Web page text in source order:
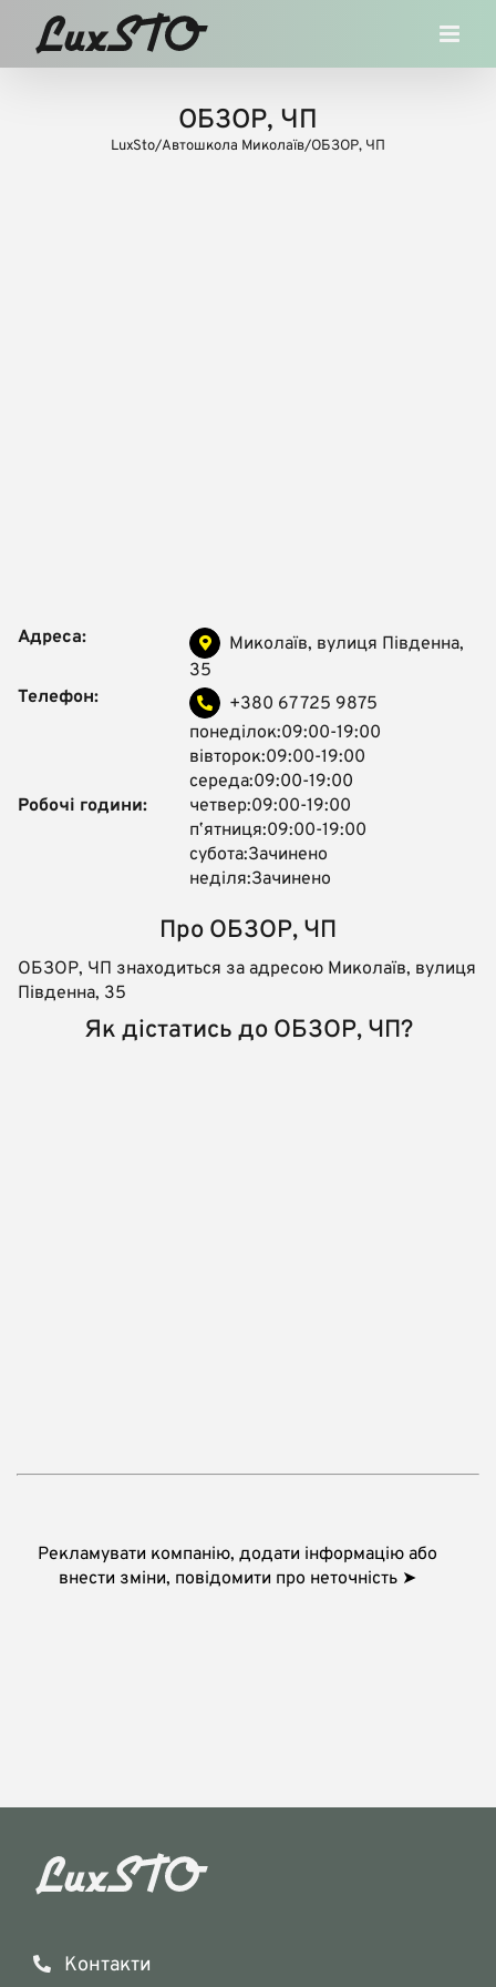
content
ОБЗОР, ЧП
LuxSto/Автошкола Миколаїв/ОБЗОР, ЧП
Адреса:
Миколаїв, вулиця Південна,
35
Телефон:
+380 67 725 9875
Робочі години:
понеділок:09:00-19:00
вівторок:09:00-19:00
середа:09:00-19:00
четвер:09:00-19:00
пʼятниця:09:00-19:00
субота:Зачинено
неділя:Зачинено
Про ОБЗОР, ЧП
ОБЗОР, ЧП знаходиться за адресою Миколаїв, вулиця
Південна, 35
Як дістатись до ОБЗОР, ЧП?
Рекламувати компанію, додати інформацію або
внести зміни, повідомити про неточність ➤
Контакти